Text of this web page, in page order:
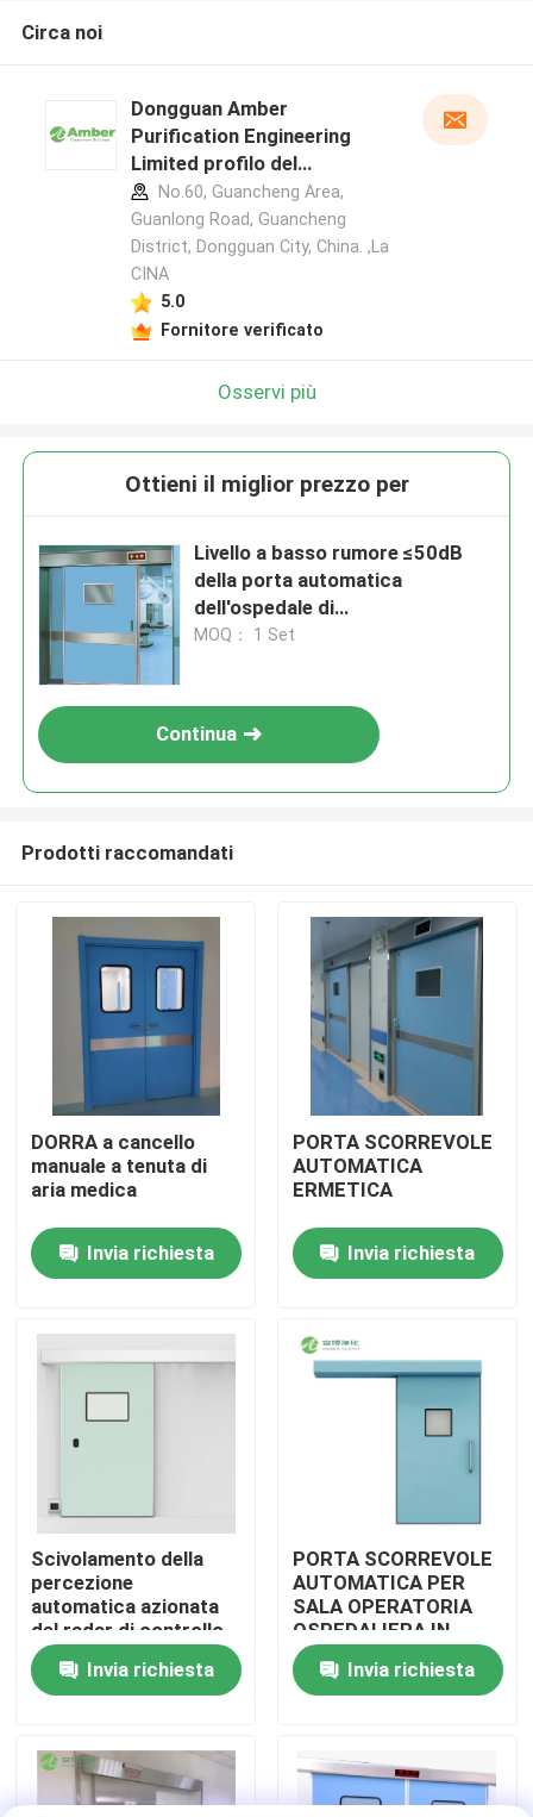
Prodotti
Circa noi
Controllo di qualità
Contattici
Notizie
Casi
Stanza pulita modulare
Circa noi
Dongguan Amber
Purification Engineering
Limited profilo del
produttore
No.60, Guancheng Area,
Guanlong Road, Guancheng
District, Dongguan City, China. ,La
CINA
5.0
Fornitore verificato
Osservi più
Ottieni il miglior prezzo per
Livello a basso rumore ≤50dB
della porta automatica
dell'ospedale di
1000mm*2100mm
MOQ： 1 Set
Continua
Prodotti raccomandati
DORRA a cancello
manuale a tenuta di
aria medica
Invia richiesta
PORTA SCORREVOLE
AUTOMATICA
ERMETICA
Invia richiesta
Scivolamento della
percezione
automatica azionata
del radar di controllo
elettrico della porta
dell'ospedale
Invia richiesta
PORTA SCORREVOLE
AUTOMATICA PER
SALA OPERATORIA
OSPEDALIERA IN
ACCIAIO
INOSSIDABILE AMBER
Invia richiesta